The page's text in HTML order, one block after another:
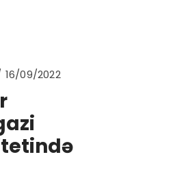
16/09/2022